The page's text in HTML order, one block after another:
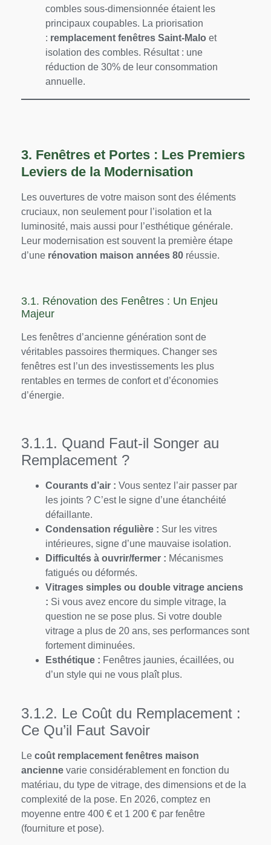
combles sous-dimensionnée étaient les
principaux coupables. La priorisation
: remplacement fenêtres Saint-Malo et
isolation des combles. Résultat : une
réduction de 30% de leur consommation
annuelle.
3. Fenêtres et Portes : Les Premiers
Leviers de la Modernisation
Les ouvertures de votre maison sont des éléments
cruciaux, non seulement pour l’isolation et la
luminosité, mais aussi pour l’esthétique générale.
Leur modernisation est souvent la première étape
d’une rénovation maison années 80 réussie.
3.1. Rénovation des Fenêtres : Un Enjeu
Majeur
Les fenêtres d’ancienne génération sont de
véritables passoires thermiques. Changer ses
fenêtres est l’un des investissements les plus
rentables en termes de confort et d’économies
d’énergie.
3.1.1. Quand Faut-il Songer au
Remplacement ?
Courants d’air : Vous sentez l’air passer par
les joints ? C’est le signe d’une étanchéité
défaillante.
Condensation régulière : Sur les vitres
intérieures, signe d’une mauvaise isolation.
Difficultés à ouvrir/fermer : Mécanismes
fatigués ou déformés.
Vitrages simples ou double vitrage anciens
: Si vous avez encore du simple vitrage, la
question ne se pose plus. Si votre double
vitrage a plus de 20 ans, ses performances sont
fortement diminuées.
Esthétique : Fenêtres jaunies, écaillées, ou
d’un style qui ne vous plaît plus.
3.1.2. Le Coût du Remplacement :
Ce Qu’il Faut Savoir
Le coût remplacement fenêtres maison
ancienne varie considérablement en fonction du
matériau, du type de vitrage, des dimensions et de la
complexité de la pose. En 2026, comptez en
moyenne entre 400 € et 1 200 € par fenêtre
(fourniture et pose).